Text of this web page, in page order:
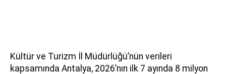
Kültür ve Turizm İl Müdürlüğü’nün verileri
kapsamında Antalya, 2026’nın ilk 7 ayında 8 milyon